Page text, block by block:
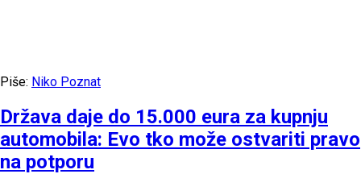
Piše: Niko Poznat
Država daje do 15.000 eura za kupnju
automobila: Evo tko može ostvariti pravo
na potporu